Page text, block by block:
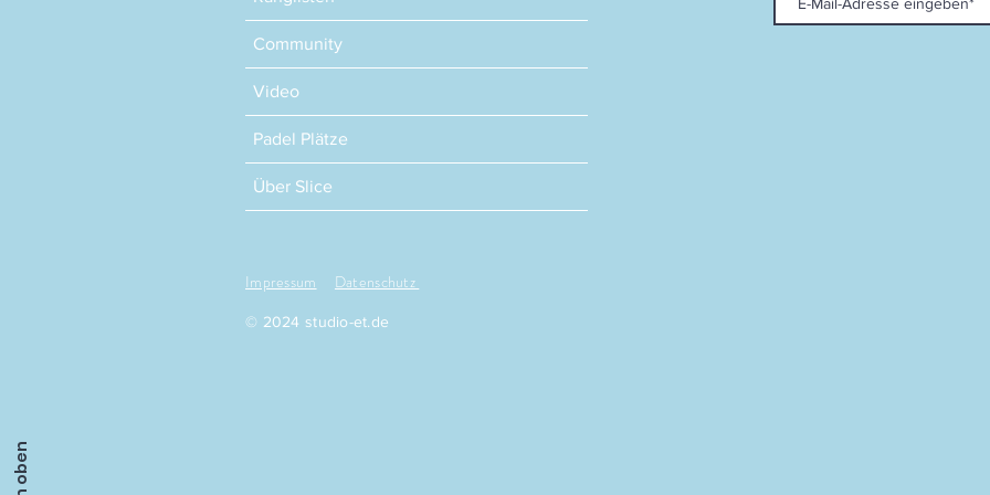
Community
Video
Padel Plätze
Über Slice
Impressum Datenschutz
© 2024 studio-et.de